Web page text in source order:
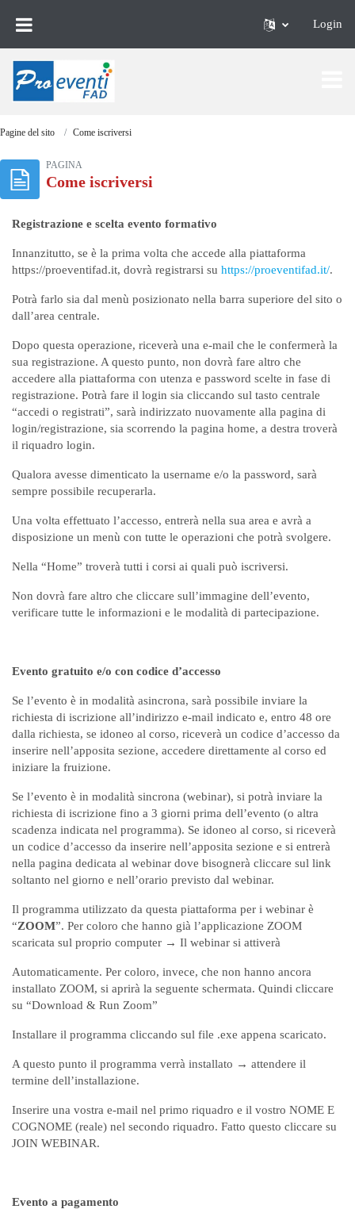
Login
Pagine del sito Come iscriversi
PAGINA
Come iscriversi
Registrazione e scelta evento formativo
Innanzitutto, se è la prima volta che accede alla piattaforma
https://proeventifad.it, dovrà registrarsi su https://proeventifad.it/.
Potrà farlo sia dal menù posizionato nella barra superiore del sito o
dall’area centrale.
Dopo questa operazione, riceverà una e-mail che le confermerà la
sua registrazione. A questo punto, non dovrà fare altro che
accedere alla piattaforma con utenza e password scelte in fase di
registrazione. Potrà fare il login sia cliccando sul tasto centrale
“accedi o registrati”, sarà indirizzato nuovamente alla pagina di
login/registrazione, sia scorrendo la pagina home, a destra troverà
il riquadro login.
Qualora avesse dimenticato la username e/o la password, sarà
sempre possibile recuperarla.
Una volta effettuato l’accesso, entrerà nella sua area e avrà a
disposizione un menù con tutte le operazioni che potrà svolgere.
Nella “Home” troverà tutti i corsi ai quali può iscriversi.
Non dovrà fare altro che cliccare sull’immagine dell’evento,
verificare tutte le informazioni e le modalità di partecipazione.
Evento gratuito e/o con codice d’accesso
Se l’evento è in modalità asincrona, sarà possibile inviare la
richiesta di iscrizione all’indirizzo e-mail indicato e, entro 48 ore
dalla richiesta, se idoneo al corso, riceverà un codice d’accesso da
inserire nell’apposita sezione, accedere direttamente al corso ed
iniziare la fruizione.
Se l’evento è in modalità sincrona (webinar), si potrà inviare la
richiesta di iscrizione fino a 3 giorni prima dell’evento (o altra
scadenza indicata nel programma). Se idoneo al corso, si riceverà
un codice d’accesso da inserire nell’apposita sezione e si entrerà
nella pagina dedicata al webinar dove bisognerà cliccare sul link
soltanto nel giorno e nell’orario previsto dal webinar.
Il programma utilizzato da questa piattaforma per i webinar è
“ZOOM”. Per coloro che hanno già l’applicazione ZOOM
scaricata sul proprio computer → Il webinar si attiverà
Automaticamente. Per coloro, invece, che non hanno ancora
installato ZOOM, si aprirà la seguente schermata. Quindi cliccare
su “Download & Run Zoom”
Installare il programma cliccando sul file .exe appena scaricato.
A questo punto il programma verrà installato → attendere il
termine dell’installazione.
Inserire una vostra e-mail nel primo riquadro e il vostro NOME E
COGNOME (reale) nel secondo riquadro. Fatto questo cliccare su
JOIN WEBINAR.
Evento a pagamento